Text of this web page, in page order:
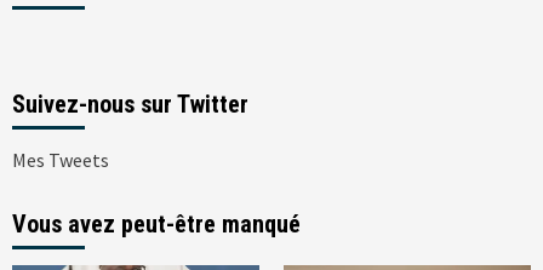
Suivez-nous sur Twitter
Mes Tweets
Vous avez peut-être manqué